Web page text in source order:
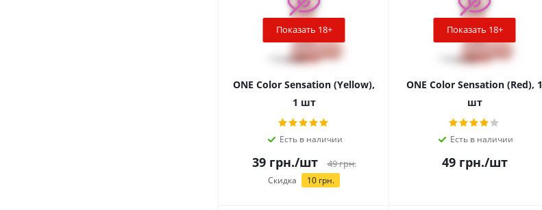
Показать 18+
ONE Color Sensation (Yellow),
1 шт
Есть в наличии
39грн./шт 49грн.
Скидка 10 грн.
Показать 18+
ONE Color Sensation (Red), 1
шт
Есть в наличии
49грн./шт